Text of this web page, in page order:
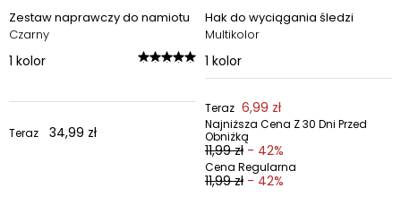
Zestaw naprawczy do namiotu
Czarny
1 kolor
Teraz 34,99 zł
Hak do wyciągania śledzi
Multikolor
1 kolor
Teraz 6,99 zł
Najniższa Cena Z 30 Dni Przed
Obniżką
11,99 zł - 42%
Cena Regularna
11,99 zł - 42%